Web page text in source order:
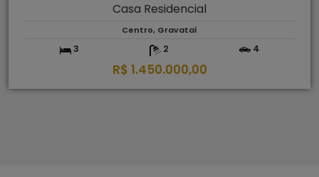
Casa Residencial
Centro, Gravataí
3 2 4
R$ 1.450.000,00